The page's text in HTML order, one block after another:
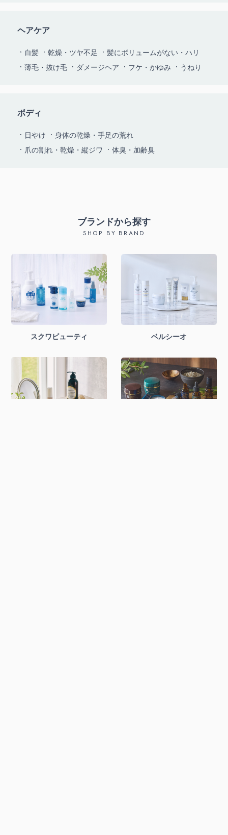
ヘアケア
白髪 乾燥・ツヤ不足
髪にボリュームがない・ハリ
薄毛・抜け毛
ダメージヘア フケ・かゆみ うねり
ボディ
日やけ
身体の乾燥・手足の荒れ
爪の割れ・乾燥・縦ジワ
体臭・加齢臭
ブランドから探す
SHOP BY BRAND
スクワビューティ ベルシーオ